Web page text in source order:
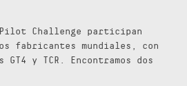
Challenge participan
fabricantes mundiales, con
GT4 y TCR. Encontramos dos